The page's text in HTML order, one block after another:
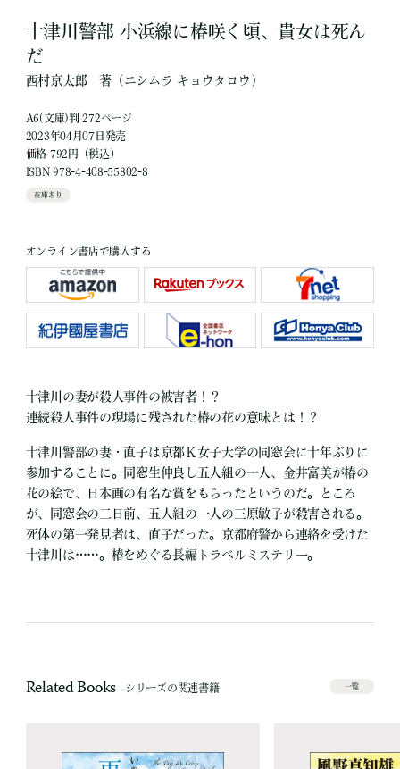
十津川警部 小浜線に椿咲く頃、貴女は死ん
だ
西村京太郎 著 （ニシムラ キョウタロウ）
A6(文庫)判 272ページ
2023年04月07日発売
価格 792円（税込）
ISBN 978-4-408-55802-8
在庫あり
オンライン書店で購入する
十津川の妻が殺人事件の被害者！？
連続殺人事件の現場に残された椿の花の意味とは！？
十津川警部の妻・直子は京都Ｋ女子大学の同窓会に十年ぶりに
参加することに。同窓生仲良し五人組の一人、金井富美が椿の
花の絵で、日本画の有名な賞をもらったというのだ。ところ
が、同窓会の二日前、五人組の一人の三原敏子が殺害される。
死体の第一発見者は、直子だった。京都府警から連絡を受けた
十津川は……。椿をめぐる長編トラベルミステリー。
Related Books シリーズの関連書籍 一覧